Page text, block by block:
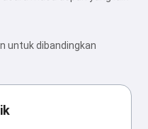
untuk dibandingkan